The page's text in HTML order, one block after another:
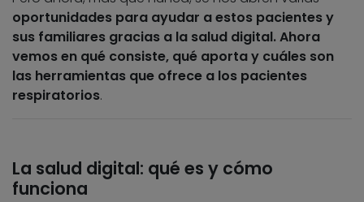
oportunidades para ayudar a estos pacientes y
sus familiares gracias a la salud digital. Ahora
vemos en qué consiste, qué aporta y cuáles son
las herramientas que ofrece a los pacientes
respiratorios.
La salud digital: qué es y cómo
funciona